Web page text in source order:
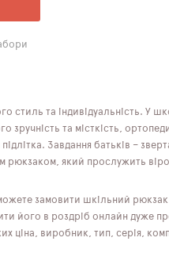
та індивідуальність. У
та місткість,
Завдання батьків –
рюкзаком, який прослужить
замовити шкільний
його в роздріб онлайн дуже
ціна, виробник, тип, серія,